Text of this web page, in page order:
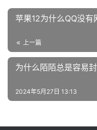
苹果12为什么QQ没有
上一篇
为什么陌陌总是容易
2024年5月27日 13:13